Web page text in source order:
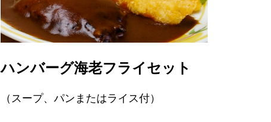
ハンバーグ海老フライセット
（スープ、パンまたはライス付）